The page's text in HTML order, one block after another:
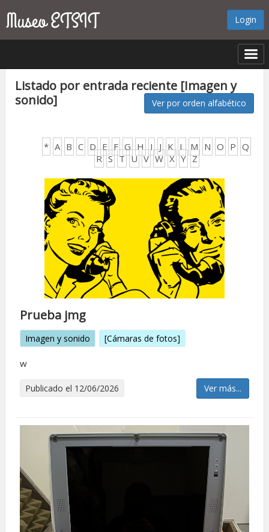
Login
Listado por entrada reciente [Imagen y
sonido]
Ver por orden alfabético
* A B C D E F G H I J K L M N O P Q
R S T U V W X Y Z
Prueba jmg
Imagen y sonido [Cámaras de fotos]
w
Publicado el 12/06/2026 Ver más...